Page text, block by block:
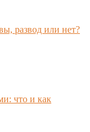
развод или нет?
что и как